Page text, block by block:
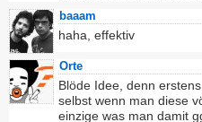
baaam
haha, effektiv
Orte
Blöde Idee, denn
selbst wenn man diese
einzige was man damit